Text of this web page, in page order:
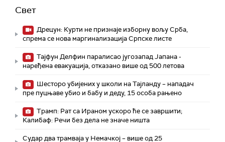
Свет
Дрецун: Курти не признаје изборну вољу Срба,
спрема се нова маргинализација Српске листе
Тајфун Делфин паралисао југозапад Јапана -
наређена евакуација, отказано више од 500 летова
Шесторо убијених у школи на Тајланду – нападач
пре пуцњаве убио и бабу и деду, 15 особа рањено
Трамп: Рат са Ираном ускоро ће се завршити;
Калибаф: Речи без дела не значе ништа
Судар два трамваја у Немачкој – више од 25